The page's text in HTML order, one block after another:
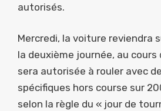
autorisés.
Mercredi, la voiture reviendra
la deuxième journée, au cours
sera autorisée à rouler avec
spécifiques hors course sur
selon la règle du « jour de